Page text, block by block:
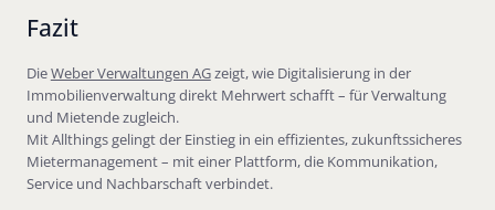
Fazit
DieWeber Verwaltungen AGzeigt, wie Digitalisierung in der
Immobilienverwaltung direkt Mehrwert schafft – für Verwaltung
und Mietende zugleich.
Mit Allthings gelingt der Einstieg in ein effizientes, zukunftssicheres
Mietermanagement – mit einer Plattform, die Kommunikation,
Service und Nachbarschaft verbindet.